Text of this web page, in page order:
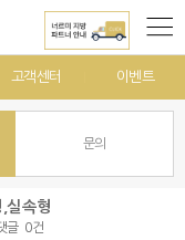
고객센터 이벤트
문의
실속형
글 0건